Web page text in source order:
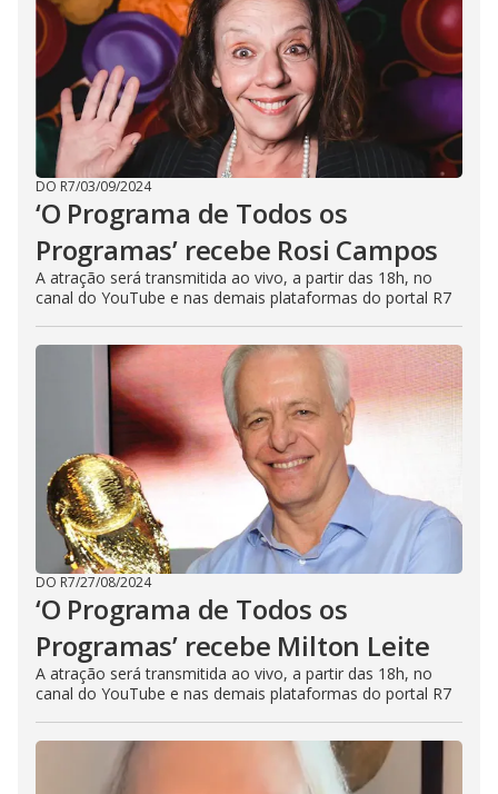
DO R7/03/09/2024
‘O Programa de Todos os
Programas’ recebe Rosi Campos
A atração será transmitida ao vivo, a partir das 18h, no
canal do YouTube e nas demais plataformas do portal R7
DO R7/27/08/2024
‘O Programa de Todos os
Programas’ recebe Milton Leite
A atração será transmitida ao vivo, a partir das 18h, no
canal do YouTube e nas demais plataformas do portal R7